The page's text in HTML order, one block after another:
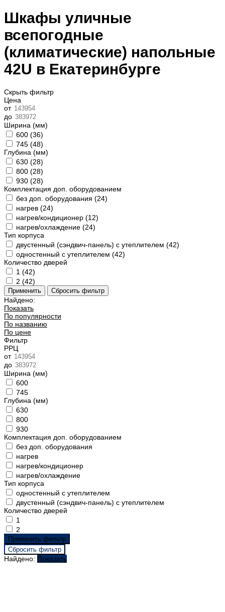
Шкафы уличные
всепогодные
(климатические) напольные
42U в Екатеринбурге
Скрыть фильтр
Цена
от
до
Ширина (мм)
600 (36)
745 (48)
Глубина (мм)
630 (28)
800 (28)
930 (28)
Комплектация доп. оборудованием
без доп. оборудования (24)
нагрев (24)
нагрев/кондиционер (12)
нагрев/охлаждение (24)
Тип корпуса
двустенный (сэндвич-панель) с утеплителем (42)
одностенный с утеплителем (42)
Количество дверей
1 (42)
2 (42)
Найдено:
Показать
По популярности
По названию
По цене
Фильтр
РРЦ
от
до
Ширина (мм)
600
745
Глубина (мм)
630
800
930
Комплектация доп. оборудованием
без доп. оборудования
нагрев
нагрев/кондиционер
нагрев/охлаждение
Тип корпуса
одностенный с утеплителем
двустенный (сэндвич-панель) с утеплителем
Количество дверей
1
2
Найдено: Показать